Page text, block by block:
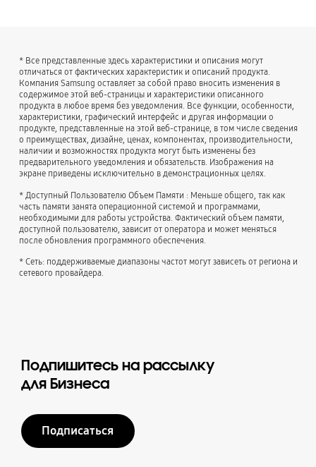
* Все представленные здесь характеристики и описания могут
отличаться от фактических характеристик и описаний продукта.
Компания Samsung оставляет за собой право вносить изменения в
содержимое этой веб-страницы и характеристики описанного
продукта в любое время без уведомления. Все функции, особенности,
характеристики, графический интерфейс и другая информации о
продукте, представленные на этой веб-странице, в том числе сведения
о преимуществах, дизайне, ценах, компонентах, производительности,
наличии и возможностях продукта могут быть изменены без
предварительного уведомления и обязательств. Изображения на
экране приведены исключительно в демонстрационных целях.
* Доступный Пользователю Объем Памяти : Меньше общего, так как
часть памяти занята операционной системой и программами,
необходимыми для работы устройства. Фактический объем памяти,
доступной пользователю, зависит от оператора и может меняться
после обновления программного обеспечения.
* Сеть: поддерживаемые диапазоны частот могут зависеть от региона и
сетевого провайдера.
Подпишитесь на рассылку
для Бизнеса
Подписаться